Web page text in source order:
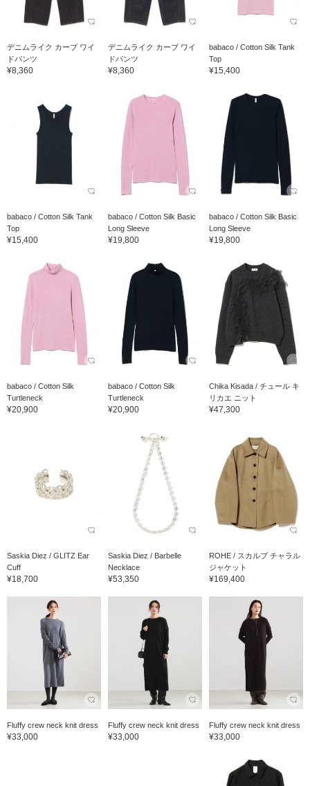
デニムライク カーブ ワイ
ドパンツ
¥8,360
デニムライク カーブ ワイ
ドパンツ
¥8,360
babaco / Cotton Silk Tank
Top
¥15,400
babaco / Cotton Silk Tank
Top
¥15,400
babaco / Cotton Silk Basic
Long Sleeve
¥19,800
babaco / Cotton Silk Basic
Long Sleeve
¥19,800
babaco / Cotton Silk
Turtleneck
¥20,900
babaco / Cotton Silk
Turtleneck
¥20,900
Chika Kisada / チュール キ
リカエ ニット
¥47,300
Saskia Diez / GLITZ Ear
Cuff
¥18,700
Saskia Diez / Barbelle
Necklace
¥53,350
ROHE / スカルプ チャラル
ジャケット
¥169,400
Fluffy crew neck knit dress
¥33,000
Fluffy crew neck knit dress
¥33,000
Fluffy crew neck knit dress
¥33,000